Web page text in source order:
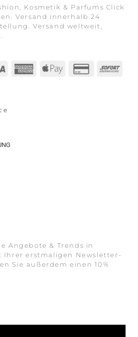
Kosmetik & Parfums Click
Versand innerhalb 24
Versand weltweit,
Angebote & Trends in
Ihrer erstmaligen Newsletter-
Sie außerdem einen 10%